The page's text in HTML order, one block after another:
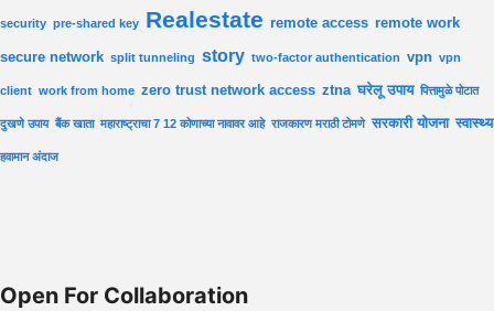
security pre-shared key Realestate remote access remote work
secure network split tunneling story two-factor authentication vpn vpn
client work from home zero trust network access ztna घरेलू उपाय पित्तामुळे पोटात
दुखणे उपाय बैंक खाता महाराष्ट्राचा 7 12 कोणाच्या नावावर आहे राजकारण मराठी टोमणे सरकारी योजना स्वास्थ्य
हवामान अंदाज
Open For Collaboration